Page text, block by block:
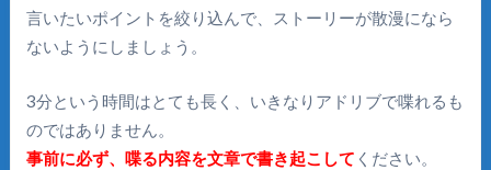
言いたいポイントを絞り込んで、ストーリーが散漫になら
ないようにしましょう。
3分という時間はとても長く、いきなりアドリブで喋れるも
のではありません。
事前に必ず、喋る内容を文章で書き起こして ください。